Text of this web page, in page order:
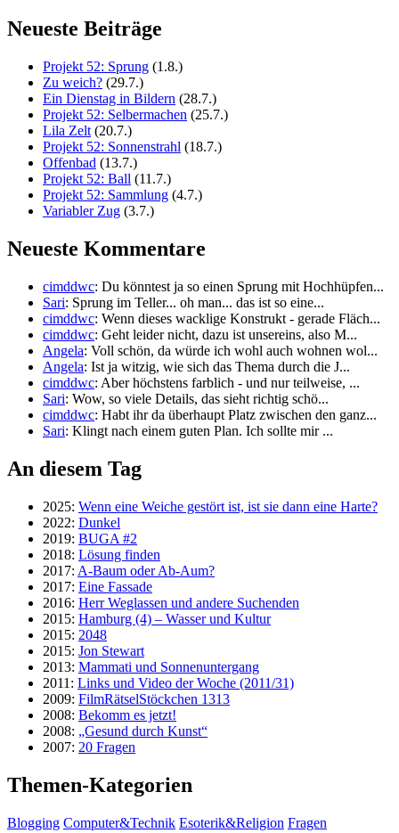
Neueste Beiträge
Projekt 52: Sprung (1.8.)
Zu weich? (29.7.)
Ein Dienstag in Bildern (28.7.)
Projekt 52: Selbermachen (25.7.)
Lila Zelt (20.7.)
Projekt 52: Sonnenstrahl (18.7.)
Offenbad (13.7.)
Projekt 52: Ball (11.7.)
Projekt 52: Sammlung (4.7.)
Variabler Zug (3.7.)
Neueste Kommentare
cimddwc: Du könntest ja so einen Sprung mit Hochhüpfen...
Sari: Sprung im Teller... oh man... das ist so eine...
cimddwc: Wenn dieses wacklige Konstrukt - gerade Fläch...
cimddwc: Geht leider nicht, dazu ist unsereins, also M...
Angela: Voll schön, da würde ich wohl auch wohnen wol...
Angela: Ist ja witzig, wie sich das Thema durch die J...
cimddwc: Aber höchstens farblich - und nur teilweise, ...
Sari: Wow, so viele Details, das sieht richtig schö...
cimddwc: Habt ihr da überhaupt Platz zwischen den ganz...
Sari: Klingt nach einem guten Plan. Ich sollte mir ...
An diesem Tag
2025: Wenn eine Weiche gestört ist, ist sie dann eine Harte?
2022: Dunkel
2019: BUGA #2
2018: Lösung finden
2017: A-Baum oder Ab-Aum?
2017: Eine Fassade
2016: Herr Weglassen und andere Suchenden
2015: Hamburg (4) – Wasser und Kultur
2015: 2048
2015: Jon Stewart
2013: Mammati und Sonnenuntergang
2011: Links und Video der Woche (2011/31)
2009: FilmRätselStöckchen 1313
2008: Bekomm es jetzt!
2008: „Gesund durch Kunst“
2007: 20 Fragen
Themen-Kategorien
Blogging Computer&Technik Esoterik&Religion Fragen